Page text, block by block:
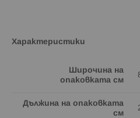
Характеристики
Широчина на
опаковката см
Дължина на опаковката
см